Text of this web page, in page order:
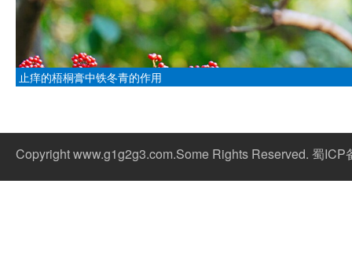
止痒的梧桐膏中铁冬青的作用
Copyright www.g1g2g3.com.Some Rights Reserved. 蜀ICP